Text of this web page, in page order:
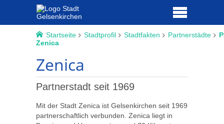
Startseite Stadtprofil Stadtfakten Partnerstädte
Zenica
Zenica
Partnerstadt seit 1969
Mit der Stadt Zenica ist Gelsenkirchen seit 1969
partnerschaftlich verbunden. Zenica liegt in